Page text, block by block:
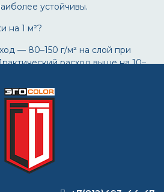
устойчивы.
на 1 м²?
— 80–150 г/м² на слой при
расход выше на 10–
водостойкого покрытия?
специалисту — рассчитаем